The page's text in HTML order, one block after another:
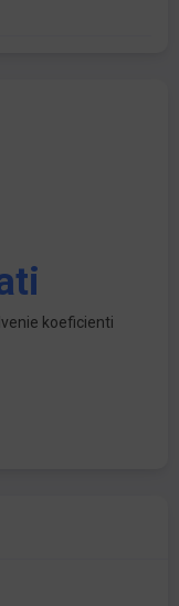
koeficienti